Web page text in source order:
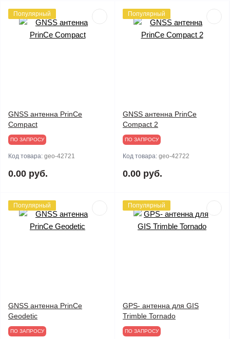
Популярный
GNSS антенна PrinCe
Compact
ПО ЗАПРОСУ
Код товара: geo-42721
0.00 руб.
Популярный
GNSS антенна PrinCe
Compact 2
ПО ЗАПРОСУ
Код товара: geo-42722
0.00 руб.
Популярный
GNSS антенна PrinCe
Geodetic
ПО ЗАПРОСУ
Популярный
GPS- антенна для GIS
Trimble Tornado
ПО ЗАПРОСУ